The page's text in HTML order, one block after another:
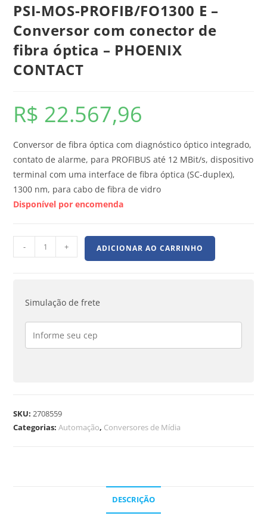
PSI-MOS-PROFIB/FO1300 E –
Conversor com conector de
fibra óptica – PHOENIX
CONTACT
R$ 22.567,96
Conversor de fibra óptica com diagnóstico óptico integrado,
contato de alarme, para PROFIBUS até 12 MBit/s, dispositivo
terminal com uma interface de fibra óptica (SC-duplex),
1300 nm, para cabo de fibra de vidro
Disponível por encomenda
- + ADICIONAR AO CARRINHO
Simulação de frete
SKU:2708559
Categorias:Automação, Conversores de Mídia
DESCRIÇÃO